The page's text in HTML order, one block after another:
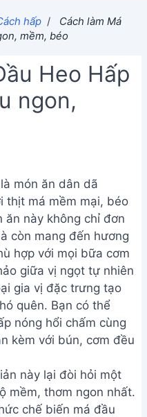
hấp /
Cách làm Má
mềm, béo
Heo Hấp
ngon,
món ăn dân dã
thịt má mềm mại, béo
ăn này không chỉ đơn
còn mang đến hương
hợp với mọi bữa cơm
giữa vị ngọt tự nhiên
gia vị đặc trưng tạo
quên. Bạn có thể
nóng hổi chấm cùng
kèm với bún, cơm đều
này lại đòi hỏi một
mềm, thơm ngon nhất.
chế biến má đầu